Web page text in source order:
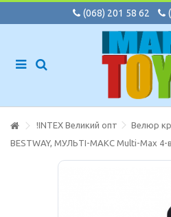
(068) 201 58 62
!INTEX Великий опт
Велюр
BESTWAY, МУЛЬТІ-МАКС Multi-Max 4-